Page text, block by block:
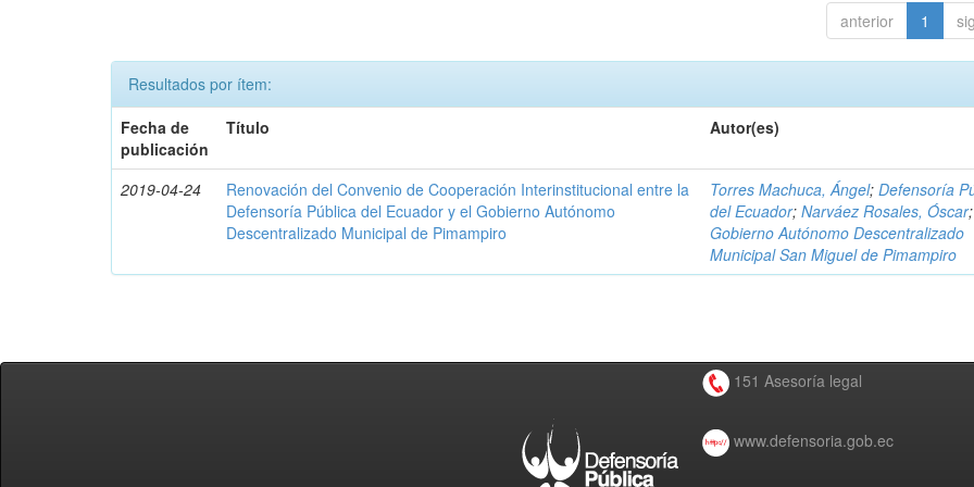
anterior 1
Resultados por ítem:
Fecha de
publicación
Título Autor(es)
2019-04-24
Renovación del Convenio de Cooperación Interinstitucional entre la
Defensoría Pública del Ecuador y el Gobierno Autónomo
Descentralizado Municipal de Pimampiro
Torres Machuca, Ángel;Defensoría
del Ecuador;Narváez Rosales, Óscar;
Gobierno Autónomo Descentralizado
Municipal San Miguel de Pimampiro
151 Asesoría legal
www.defensoria.gob.ec